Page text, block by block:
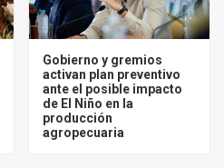
Gobierno y gremios
activan plan preventivo
ante el posible impacto
de El Niño en la
producción
agropecuaria